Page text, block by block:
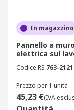
In magazzino
Pannello a
elettrica sul
Codice RS 763-2121
Prezzo per 1 unità
45,23 €(IVA